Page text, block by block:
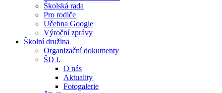
Školská rada
Pro rodiče
Učebna Google
Výroční zprávy
Školní družina
Organizační dokumenty
ŠD I.
O nás
Aktuality
Fotogalerie